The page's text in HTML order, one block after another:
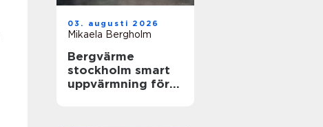
03. augusti 2026
Mikaela Bergholm
Bergvärme
stockholm smart
uppvärmning för